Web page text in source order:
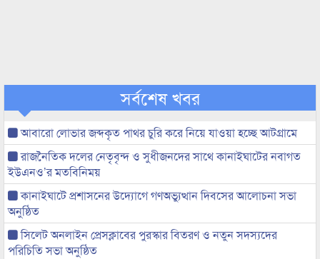
সর্বশেষ খবর
আবারো লোভার জব্দকৃত পাথর চুরি করে নিয়ে যাওয়া হচ্ছে আটগ্রামে
রাজনৈতিক দলের নেতৃবৃন্দ ও সুধীজনদের সাথে কানাইঘাটের নবাগত
ইউএনও’র মতবিনিময়
কানাইঘাটে প্রশাসনের উদ্যোগে গণঅভ্যুত্থান দিবসের আলোচনা সভা
অনুষ্ঠিত
সিলেট অনলাইন প্রেসক্লাবের পুরস্কার বিতরণ ও নতুন সদস্যদের
পরিচিতি সভা অনুষ্ঠিত